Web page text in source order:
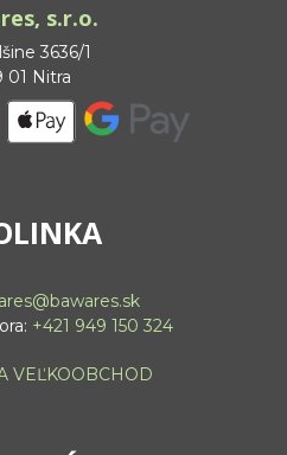
s.r.o.
3636/1
01 Nitra
+421 949 150 324
VEĽKOOBCHOD